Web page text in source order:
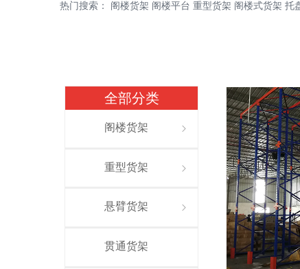
热门搜索： 阁楼货架 阁楼平台 重型货架 阁楼式货架
全部分类
ꁇ
阁楼货架
ꁇ
重型货架
ꁇ
悬臂货架
贯通货架